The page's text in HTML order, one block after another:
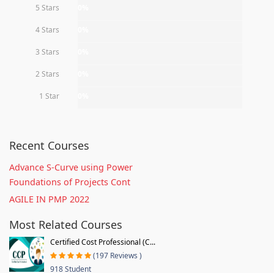
5 Stars
4 Stars
3 Stars
2 Stars
1 Star
Recent Courses
Advance S-Curve using Power
Foundations of Projects Cont
AGILE IN PMP 2022
Most Related Courses
Certified Cost Professional (C...
(197 Reviews )
918 Student